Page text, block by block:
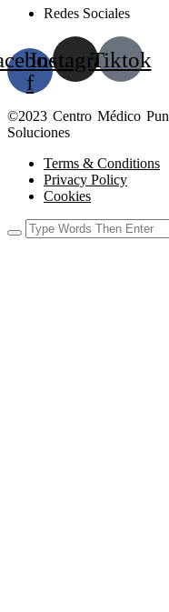
Redes Sociales
f
InstagramTiktok
©2023 Centro Médico
Soluciones
Terms & Conditions
Privacy Policy
Cookies